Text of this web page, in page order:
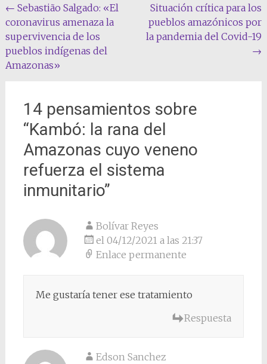
Navegación
de
la
entrada
← Sebastião Salgado: «El
coronavirus amenaza la
supervivencia de los
pueblos indígenas del
Amazonas»
Situación crítica para los
pueblos amazónicos por
la pandemia del Covid-19
→
14 pensamientos sobre
“Kambó: la rana del
Amazonas cuyo veneno
refuerza el sistema
inmunitario”
Bolívar Reyes
el 04/12/2021 a las 21:37
Enlace permanente
Me gustaría tener ese tratamiento
Respuesta
Edson Sanchez